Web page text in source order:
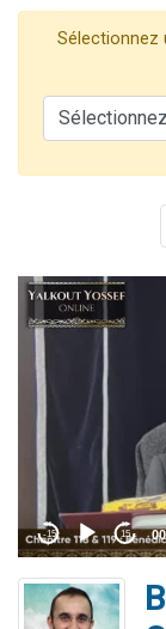
Sélectionnez